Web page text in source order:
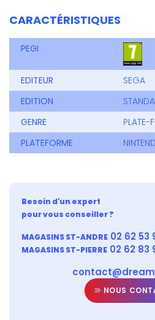
CARACTÉRISTIQUES
PEGI
EDITEUR
SEGA
EDITION
GENRE
PLATE-
PLATEFORME
Besoin d'un expert
pour vous conseiller ?
MAGASINS ST-ANDRE 02 62 53
MAGASINS ST-PIERRE 02 62 83
NOUS